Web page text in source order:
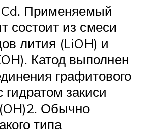
Cd. Применяемый
состоит из смеси
лития (LiOH) и
Катод выполнен
графитового
закиси
Обычно
типа